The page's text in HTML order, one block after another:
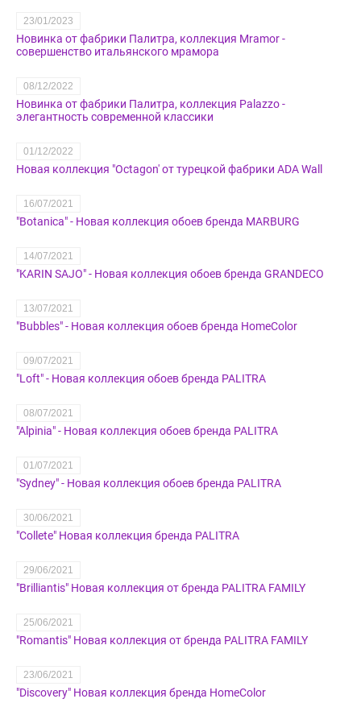
23/01/2023
Новинка от фабрики Палитра, коллекция Mramor -
совершенство итальянского мрамора
08/12/2022
Новинка от фабрики Палитра, коллекция Palazzo -
элегантность современной классики
01/12/2022
Новая коллекция "Octagon' от турецкой фабрики ADA Wall
16/07/2021
"Botanica" - Новая коллекция обоев бренда MARBURG
14/07/2021
"KARIN SAJO" - Новая коллекция обоев бренда GRANDECO
13/07/2021
"Bubbles" - Новая коллекция обоев бренда HomeColor
09/07/2021
"Loft" - Новая коллекция обоев бренда PALITRA
08/07/2021
"Alpinia" - Новая коллекция обоев бренда PALITRA
01/07/2021
"Sydney" - Новая коллекция обоев бренда PALITRA
30/06/2021
"Collete" Новая коллекция бренда PALITRA
29/06/2021
"Brilliantis" Новая коллекция от бренда PALITRA FAMILY
25/06/2021
"Romantis" Новая коллекция от бренда PALITRA FAMILY
23/06/2021
"Discovery" Новая коллекция бренда HomeColor